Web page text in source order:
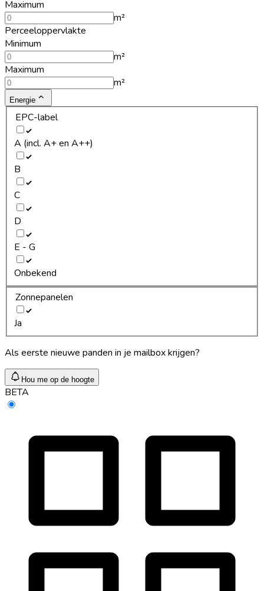
Maximum
m²
Perceeloppervlakte
Minimum
m²
Maximum
m²
Energie
EPC-label
A (incl. A+ en A++)
B
C
D
E - G
Onbekend
Zonnepanelen
Ja
Als eerste nieuwe panden in je mailbox krijgen?
Hou me op de hoogte
BETA